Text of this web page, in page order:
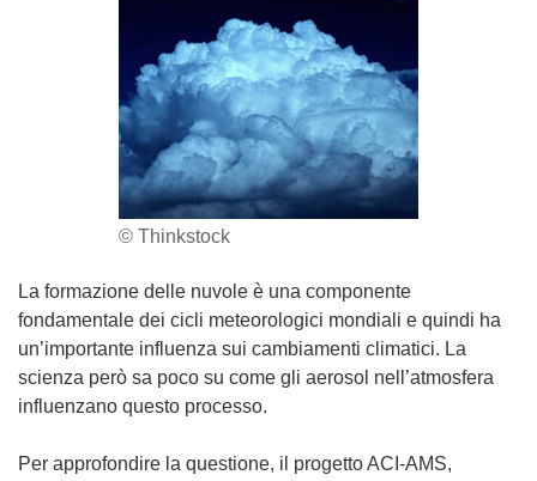
© Thinkstock
La formazione delle nuvole è una componente
fondamentale dei cicli meteorologici mondiali e quindi ha
un’importante influenza sui cambiamenti climatici. La
scienza però sa poco su come gli aerosol nell’atmosfera
influenzano questo processo.
Per approfondire la questione, il progetto ACI-AMS,